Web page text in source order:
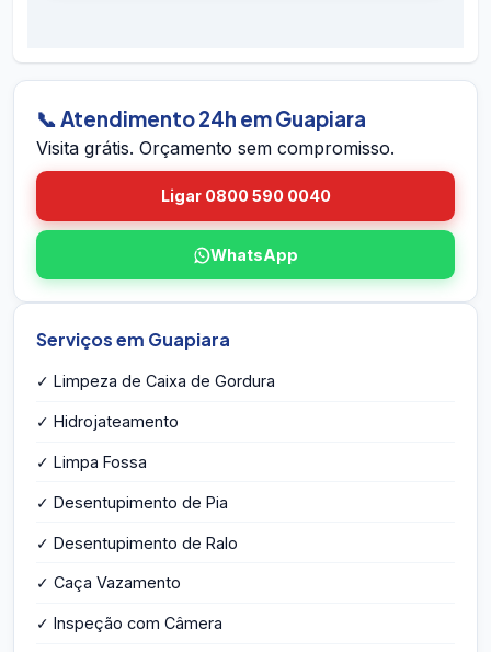
em Guapiara pelo site. A equipe vai até você em
Guapiara, avalia a caixa, mede o volume,
identifica eventuais problemas estruturais e
entrega o orçamento por escrito na hora — sem
compromisso e sem taxa de visita.
📞 Atendimento 24h em Guapiara
Visita grátis. Orçamento sem compromisso.
Ligar 0800 590 0040
WhatsApp
Serviços em Guapiara
✓ Limpeza de Caixa de Gordura
✓ Hidrojateamento
✓ Limpa Fossa
✓ Desentupimento de Pia
✓ Desentupimento de Ralo
✓ Caça Vazamento
✓ Inspeção com Câmera